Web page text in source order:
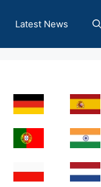
Latest News